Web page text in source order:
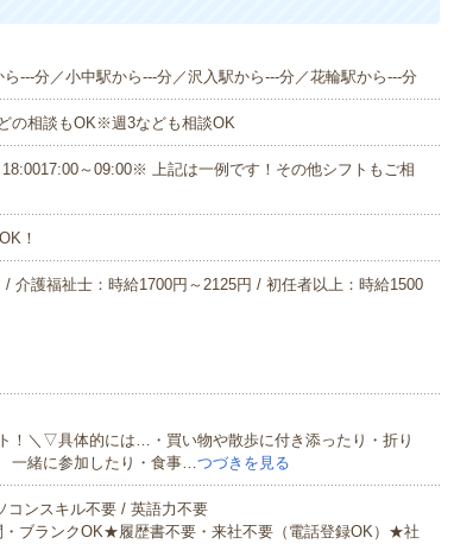
---分／小中駅から---分／沢入駅から---分／花輪駅から---分
の相談もOK※週3なども相談OK
18:0017:00～09:00※ 上記は一例です！その他シフトもご相
！
介護福祉士：時給1700円～2125円 / 初任者以上：時給1500
！＼▽具体的には…・買い物や散歩に付き添ったり・折り
一緒に参加したり・食事…つづきを見る
ンスキル不要 / 英語力不要
ブランクOK★履歴書不要・来社不要（電話登録OK）★社